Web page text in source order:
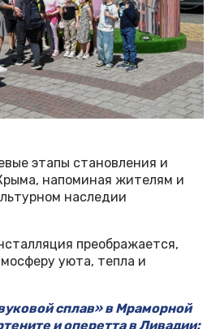
этапы становления и
напоминая жителям и
наследии
преображается,
уюта, тепла и
сплав» в Мраморной
и оперетта в Ливадии: